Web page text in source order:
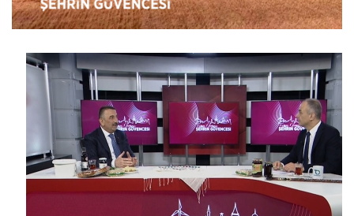
Tarım Orman Şehrin Güvencesi...